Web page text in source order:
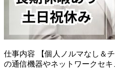
仕事内容
【個人ノルマなし＆
の通信機器やネットワークセキ